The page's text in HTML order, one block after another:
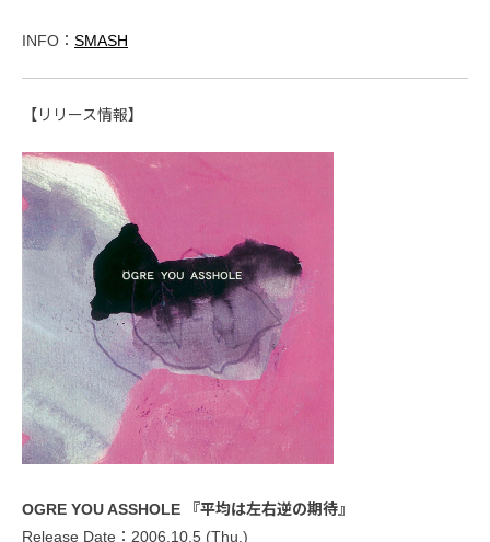
INFO： SMASH
【リリース情報】
OGRE YOU ASSHOLE 『平均は左右逆の期待』
Release Date：2006.10.5 (Thu.)